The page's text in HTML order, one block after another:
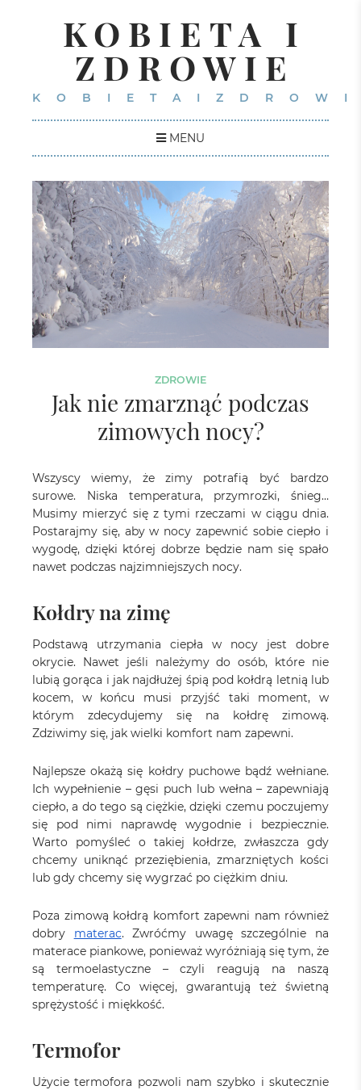
KOBIETA I
ZDROWIE
MENU
ZDROWIE
Jak nie zmarznąć podczas
zimowych nocy?
Wszyscy wiemy, że zimy potrafią być bardzo
surowe. Niska temperatura, przymrozki, śnieg…
Musimy mierzyć się z tymi rzeczami w ciągu dnia.
Postarajmy się, aby w nocy zapewnić sobie ciepło i
wygodę, dzięki której dobrze będzie nam się spało
nawet podczas najzimniejszych nocy.
Kołdry na zimę
Podstawą utrzymania ciepła w nocy jest dobre
okrycie. Nawet jeśli należymy do osób, które nie
lubią gorąca i jak najdłużej śpią pod kołdrą letnią lub
kocem, w końcu musi przyjść taki moment, w
którym zdecydujemy się na kołdrę zimową.
Zdziwimy się, jak wielki komfort nam zapewni.
Najlepsze okażą się kołdry puchowe bądź wełniane.
Ich wypełnienie – gęsi puch lub wełna – zapewniają
ciepło, a do tego są ciężkie, dzięki czemu poczujemy
się pod nimi naprawdę wygodnie i bezpiecznie.
Warto pomyśleć o takiej kołdrze, zwłaszcza gdy
chcemy uniknąć przeziębienia, zmarzniętych kości
lub gdy chcemy się wygrzać po ciężkim dniu.
Poza zimową kołdrą komfort zapewni nam również
dobry materac. Zwróćmy uwagę szczególnie na
materace piankowe, ponieważ wyróżniają się tym, że
są termoelastyczne – czyli reagują na naszą
temperaturę. Co więcej, gwarantują też świetną
sprężystość i miękkość.
Termofor
Użycie termofora pozwoli nam szybko i skutecznie